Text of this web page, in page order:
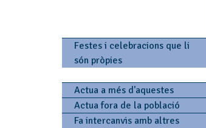
Festes i celebracions que li
són pròpies
Actua a més d'aquestes
Actua fora de la població
Fa intercanvis amb altres